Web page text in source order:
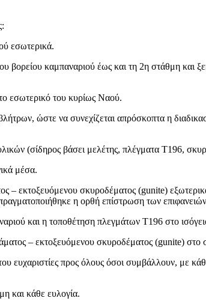
εσωτερικά.
καμπαναριού έως και τη 2η στάθμη και
εσωτερικό του κυρίως Ναού.
ώστε να συνεχίζεται απρόσκοπτα η
(σίδηρος βάσει μελέτης, πλέγματα Τ196,
μέσα.
– εκτοξευόμενου σκυροδέματος (gunite)
η ορθή επίστρωση των επιφανειών
και η τοποθέτηση πλεγμάτων Τ196 στο
– εκτοξευόμενου σκυροδέματος (gunite)
ευχαριστίες προς όλους όσοι συμβάλλουν, με
και κάθε ευλογία.